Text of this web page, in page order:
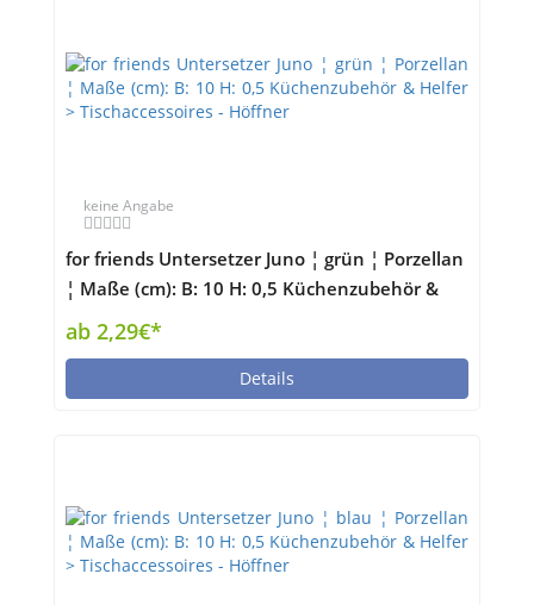
keine Angabe
for friends Untersetzer Juno ¦ grün ¦ Porzellan
¦ Maße (cm): B: 10 H: 0,5 Küchenzubehör &
Helfer > Tischaccessoires - Höffner
ab 2,29€*
Details